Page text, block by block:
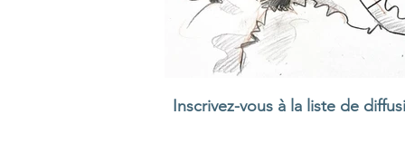
Inscrivez-vous à la liste de